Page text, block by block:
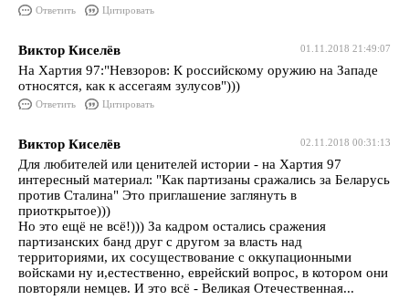
Ответить Цитировать
01.11.2018 21:49:07
Виктор Киселёв
На Хартия 97:"Невзоров: К российскому оружию на Западе
относятся, как к ассегаям зулусов")))
Ответить Цитировать
02.11.2018 00:31:13
Виктор Киселёв
Для любителей или ценителей истории - на Хартия 97
интересный материал: "Как партизаны сражались за Беларусь
против Сталина" Это приглашение заглянуть в
приоткрытое)))
Но это ещё не всё!))) За кадром остались сражения
партизанских банд друг с другом за власть над
территориями, их сосуществование с оккупационными
войсками ну и,естественно, еврейский вопрос, в котором они
повторяли немцев. И это всё - Великая Отечественная...